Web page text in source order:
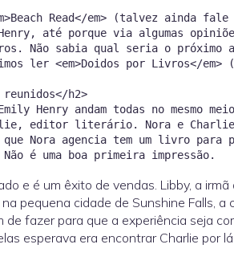
Read</em> (talvez ainda
até porque via algumas
Não sabia qual seria o
ler <em>Doidos por Livros</em>
h2>
Henry andam todas no mesmo
editor literário. Nora e Charlie
que Nora agencia tem um livro
e é um êxito de vendas. Libby, a
pequena cidade de Sunshine Falls, a
fazer para que a experiência seja
esperava era encontrar Charlie por